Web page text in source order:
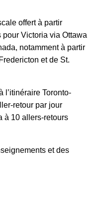
offert à partir
pour Victoria via Ottawa
notamment à partir
et de St.
l’itinéraire Toronto-
retour par jour
à 10 allers-retours
et des